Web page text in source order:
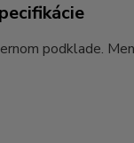
podklade.